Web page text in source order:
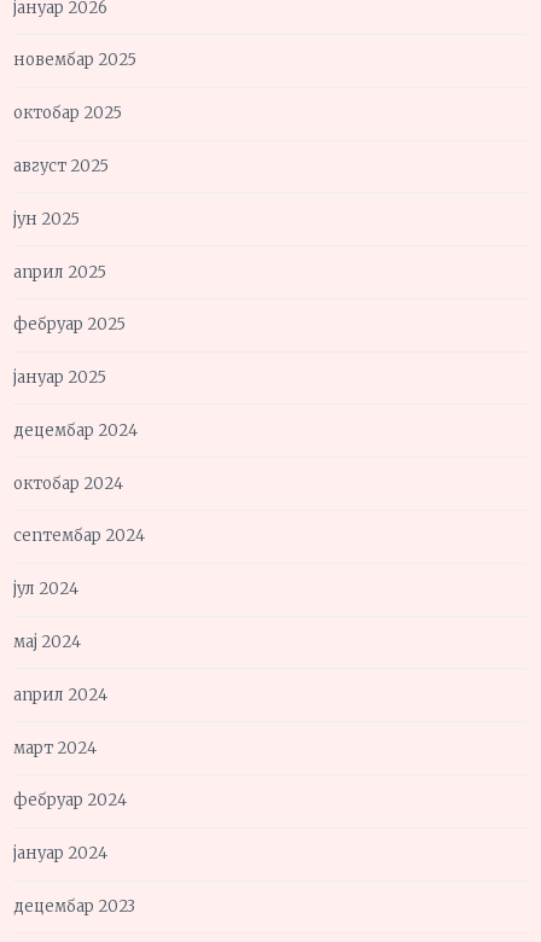
јануар 2026
новембар 2025
октобар 2025
август 2025
јун 2025
април 2025
фебруар 2025
јануар 2025
децембар 2024
октобар 2024
септембар 2024
јул 2024
мај 2024
април 2024
март 2024
фебруар 2024
јануар 2024
децембар 2023